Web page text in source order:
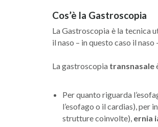
Cos’è la Gastroscopia
La Gastroscopia è la tecnica
il naso – in questo caso il
La gastroscopia transnasale
Per quanto riguarda
l’esofago o il cardias), per
strutture coinvolte), ernia